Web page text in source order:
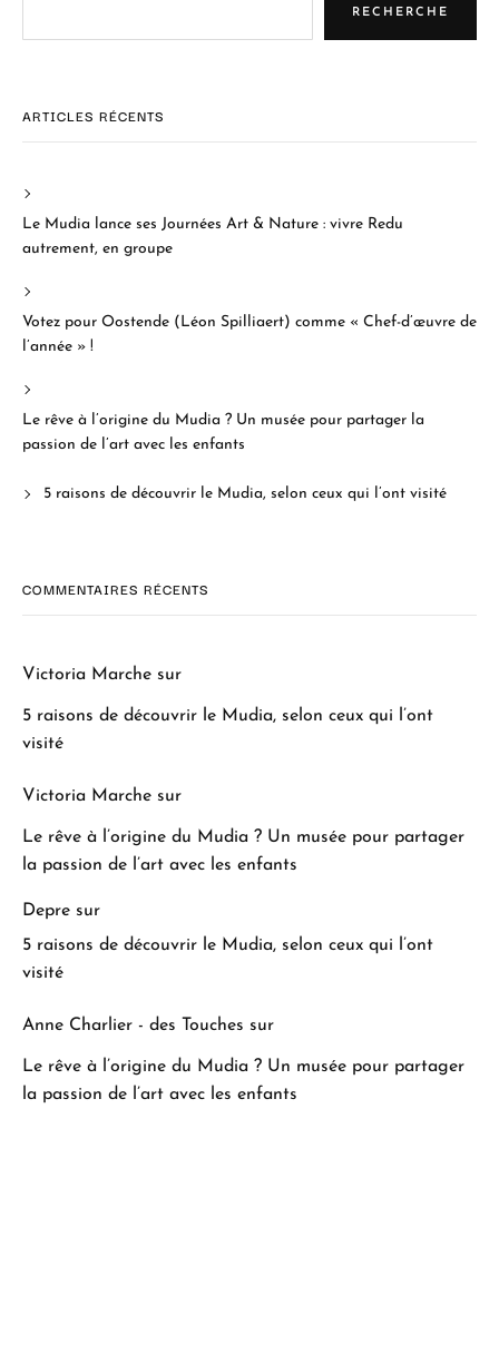
RECHERCHE
ARTICLES RÉCENTS
Le Mudia lance ses Journées Art & Nature : vivre Redu
autrement, en groupe
Votez pour Oostende (Léon Spilliaert) comme « Chef-d’œuvre de
l’année » !
Le rêve à l’origine du Mudia ? Un musée pour partager la
passion de l’art avec les enfants
5 raisons de découvrir le Mudia, selon ceux qui l’ont visité
COMMENTAIRES RÉCENTS
Victoria Marche sur
5 raisons de découvrir le Mudia, selon ceux qui l’ont
visité
Victoria Marche sur
Le rêve à l’origine du Mudia ? Un musée pour partager
la passion de l’art avec les enfants
Depre sur
5 raisons de découvrir le Mudia, selon ceux qui l’ont
visité
Anne Charlier - des Touches sur
Le rêve à l’origine du Mudia ? Un musée pour partager
la passion de l’art avec les enfants